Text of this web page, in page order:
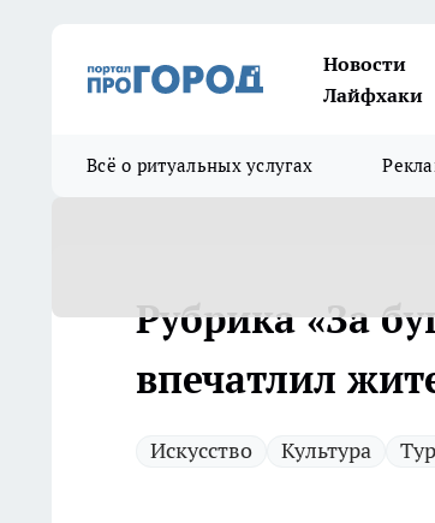
Новости
Лайфхаки
Всё о ритуальных услугах
Рубрика «За
впечатлил
Искусство Культура